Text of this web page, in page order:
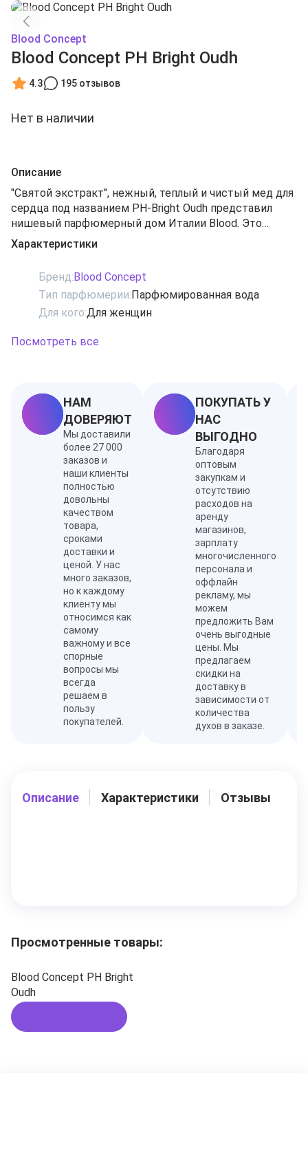
Blood Concept
Blood Concept PH Bright Oudh
4.3 195 отзывов
Нет в наличии
Описание
"Святой экстракт", нежный, теплый и чистый мед для
сердца под названием PH-Bright Oudh представил
нишевый парфюмерный дом Италии Blood. Это
ориентальный унисекс аромат с проникновенно-
мощным звучанием, который входит в уникальную
необычайно гармоничное, элегантное и глубокое - это
своеобразная философия человеческого бытия и его
природных истоков. Как и все остальные ароматы
концепции, где каждой группе крови принадлежит
Характеристики
Бренд:Blood Concept
Тип парфюмерии:Парфюмированная вода
Для кого:Для женщин
Посмотреть все
НАМ
ДОВЕРЯЮТ
Мы доставили
более 27 000
заказов и
наши клиенты
полностью
довольны
качеством
товара,
сроками
доставки и
ценой. У нас
много заказов,
но к каждому
клиенту мы
относимся как
самому
важному и все
спорные
вопросы мы
всегда
решаем в
пользу
покупателей.
ПОКУПАТЬ У
НАС
ВЫГОДНО
Благодаря
оптовым
закупкам и
отсутствию
расходов на
аренду
магазинов,
зарплату
многочисленного
персонала и
оффлайн
рекламу, мы
можем
предложить Вам
очень выгодные
цены. Мы
предлагаем
скидки на
доставку в
зависимости от
количества
духов в заказе.
Описание Характеристики Отзывы
Просмотренные товары:
Blood Concept PH Bright
Oudh